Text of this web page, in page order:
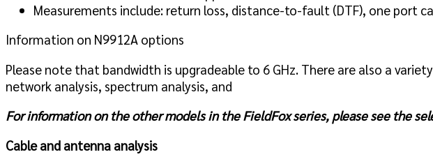
Measurements include: return loss, distance-to-fault (DTF), one port
Information on N9912A options
Please note that bandwidth is upgradeable to 6 GHz. There are also a
network analysis, spectrum analysis, and
For information on the other models in the FieldFox series, please see the
Cable and antenna analysis